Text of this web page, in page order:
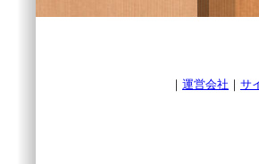
｜ 運営会社 ｜ サ